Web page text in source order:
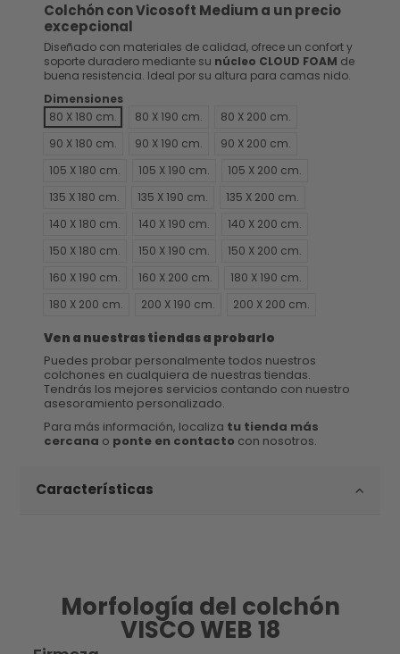
Colchón con Vicosoft Medium a un precio
excepcional
Diseñado con materiales de calidad, ofrece un confort y
soporte duradero mediante su núcleo CLOUD FOAM de
buena resistencia. Ideal por su altura para camas nido.
Dimensiones
80 X 180 cm.
80 X 190 cm.
80 X 200 cm.
90 X 180 cm.
90 X 190 cm.
90 X 200 cm.
105 X 180 cm.
105 X 190 cm.
105 X 200 cm.
135 X 180 cm.
135 X 190 cm.
135 X 200 cm.
140 X 180 cm.
140 X 190 cm.
140 X 200 cm.
150 X 180 cm.
150 X 190 cm.
150 X 200 cm.
160 X 190 cm.
160 X 200 cm.
180 X 190 cm.
180 X 200 cm.
200 X 190 cm. 200 X 200 cm.
Ven a nuestras tiendas a probarlo
Puedes probar personalmente todos nuestros
colchones en cualquiera de nuestras tiendas.
Tendrás los mejores servicios contando con nuestro
asesoramiento personalizado.
Para más información, localiza tu tienda más
cercana o ponte en contacto con nosotros.
Características
Morfología del colchón
VISCO WEB 18